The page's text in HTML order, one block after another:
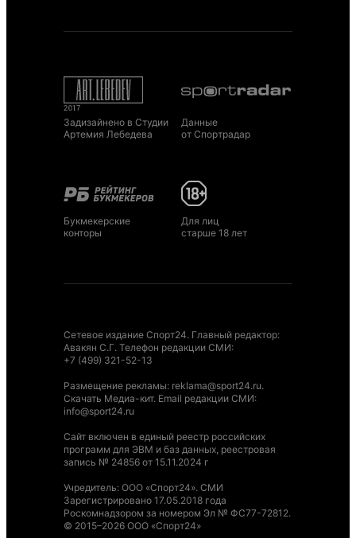
Задизайнено в Студии
Артемия Лебедева
Данные
от Спортрадар
Букмекерские
конторы
Для лиц
старше 18 лет
Сетевое издание Спорт24. Главный редактор:
Авакян С.Г. Телефон редакции СМИ:
+7 (499) 321-52-13
Размещение рекламы: reklama@sport24.ru.
Скачать Медиа-кит. Email редакции СМИ:
info@sport24.ru
Сайт включен в единый реестр российских
программ для ЭВМ и баз данных, реестровая
запись № 24856 от 15.11.2024 г
Учредитель: ООО «Спорт24». СМИ
Зарегистрировано 17.05.2018 года
Роскомнадзором за номером Эл № ФС77-72812.
© 2015–2026 ООО «Спорт24»